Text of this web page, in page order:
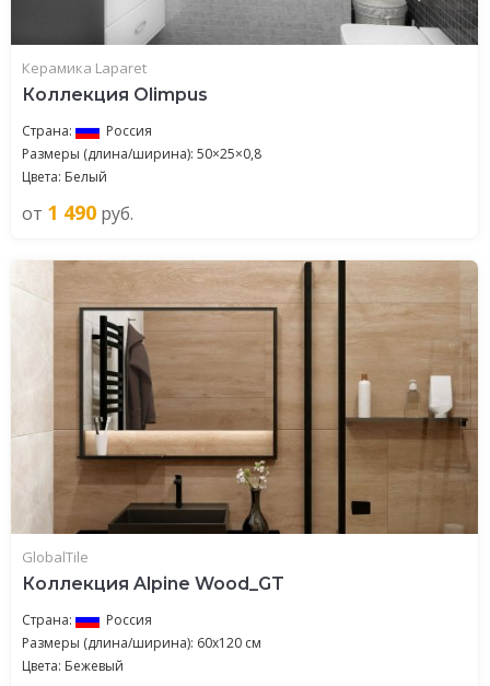
Керамика Laparet
Коллекция Olimpus
Страна:
Россия
Размеры (длина/ширина): 50×25×0,8
Цвета: Белый
от 1 490 руб.
GlobalTile
Коллекция Alpine Wood_GT
Страна:
Россия
Размеры (длина/ширина): 60x120 см
Цвета: Бежевый